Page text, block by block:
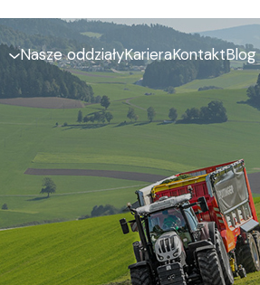
Nasze oddziałyKarieraKontaktBlog